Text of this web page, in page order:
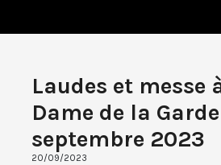
Laudes et messe
Dame de la
septembre 2023
20/09/2023